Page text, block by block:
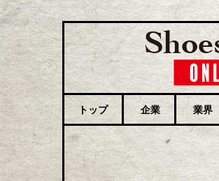
トップ 企業 業界